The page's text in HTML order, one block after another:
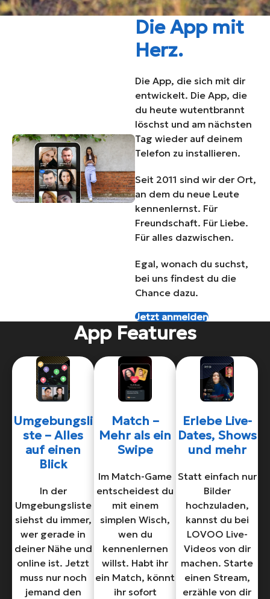
Die App mit
Herz.
Die App, die sich mit dir
entwickelt. Die App, die
du heute wutentbrannt
löschst und am nächsten
Tag wieder auf deinem
Telefon zu installieren.
Seit 2011 sind wir der Ort,
an dem du neue Leute
kennenlernst. Für
Freundschaft. Für Liebe.
Für alles dazwischen.
Egal, wonach du suchst,
bei uns findest du die
Chance dazu.
Jetzt anmelden
App Features
Umgebungsli
ste – Alles
auf einen
Blick
In der
Umgebungsliste
siehst du immer,
wer gerade in
deiner Nähe und
online ist. Jetzt
muss nur noch
jemand den
Match –
Mehr als ein
Swipe
Im Match-Game
entscheidest du
mit einem
simplen Wisch,
wen du
kennenlernen
willst. Habt ihr
ein Match, könnt
ihr sofort
Erlebe Live-
Dates, Shows
und mehr
Statt einfach nur
Bilder
hochzuladen,
kannst du bei
LOVOO Live-
Videos von dir
machen. Starte
einen Stream,
erzähle von dir